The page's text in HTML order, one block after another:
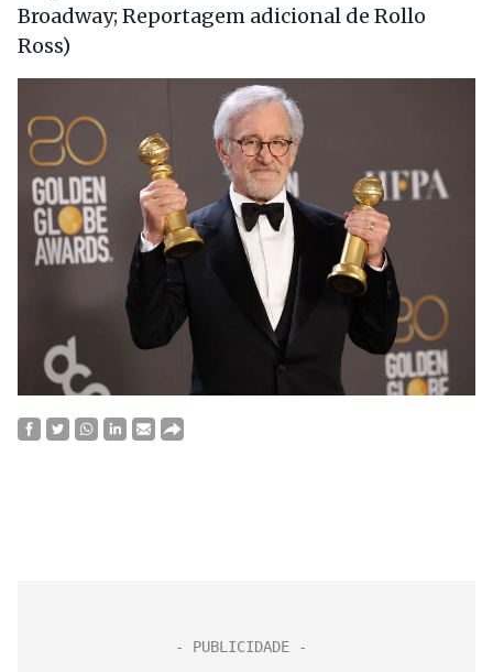
Broadway; Reportagem adicional de Rollo
Ross)